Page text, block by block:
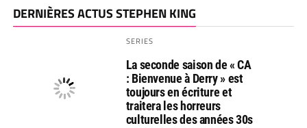
DERNIÈRES ACTUS STEPHEN KING
SERIES
La seconde saison de « CA
: Bienvenue à Derry » est
toujours en écriture et
traitera les horreurs
culturelles des années 30s